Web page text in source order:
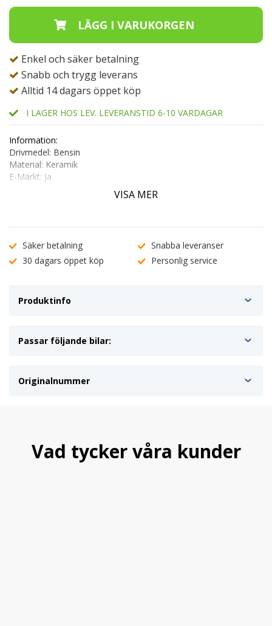
Enkel och säker betalning
Snabb och trygg leverans
Alltid 14 dagars öppet köp
I LAGER HOS LEV. LEVERANSTID 6-10 VARDAGAR
Information:
Drivmedel: Bensin
Material: Keramik
E-Märkt: Ja
Monteringssats Artnr: HCFK90132
Andra referensnr:
Klarius: 311196
VISA MER
Säker betalning
Snabba leveranser
30 dagars öppet köp
Personlig service
Produktinfo
Passar följande bilar:
Originalnummer
Vad tycker våra kunder